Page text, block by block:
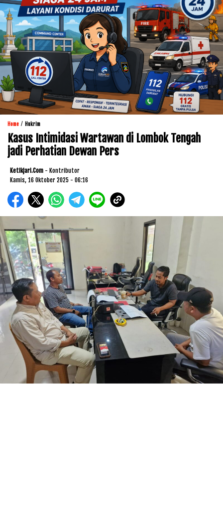
Home / Hukrim
Kasus Intimidasi Wartawan di Lombok Tengah
jadi Perhatian Dewan Pers
Ketikjari.com - Kontributor
Kamis, 16 Oktober 2025 - 06:16